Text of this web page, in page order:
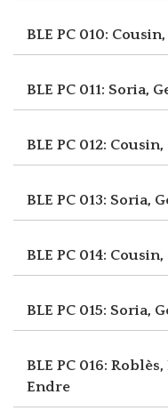
BLE PC 010:
BLE PC 011: Soria,
BLE PC 012:
BLE PC 013: Soria,
BLE PC 014:
BLE PC 015: Soria,
BLE PC 016:
Endre